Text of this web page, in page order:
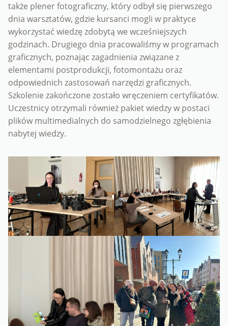
także plener fotograficzny, który odbył się pierwszego
dnia warsztatów, gdzie kursanci mogli w praktyce
wykorzystać wiedzę zdobytą we wcześniejszych
godzinach. Drugiego dnia pracowaliśmy w programach
graficznych, poznając zagadnienia związane z
elementami postprodukcji, fotomontażu oraz
odpowiednich zastosowań narzędzi graficznych.
Szkolenie zakończone zostało wręczeniem certyfikatów.
Uczestnicy otrzymali również pakiet wiedzy w postaci
plików multimedialnych do samodzielnego zgłębienia
nabytej wiedzy.